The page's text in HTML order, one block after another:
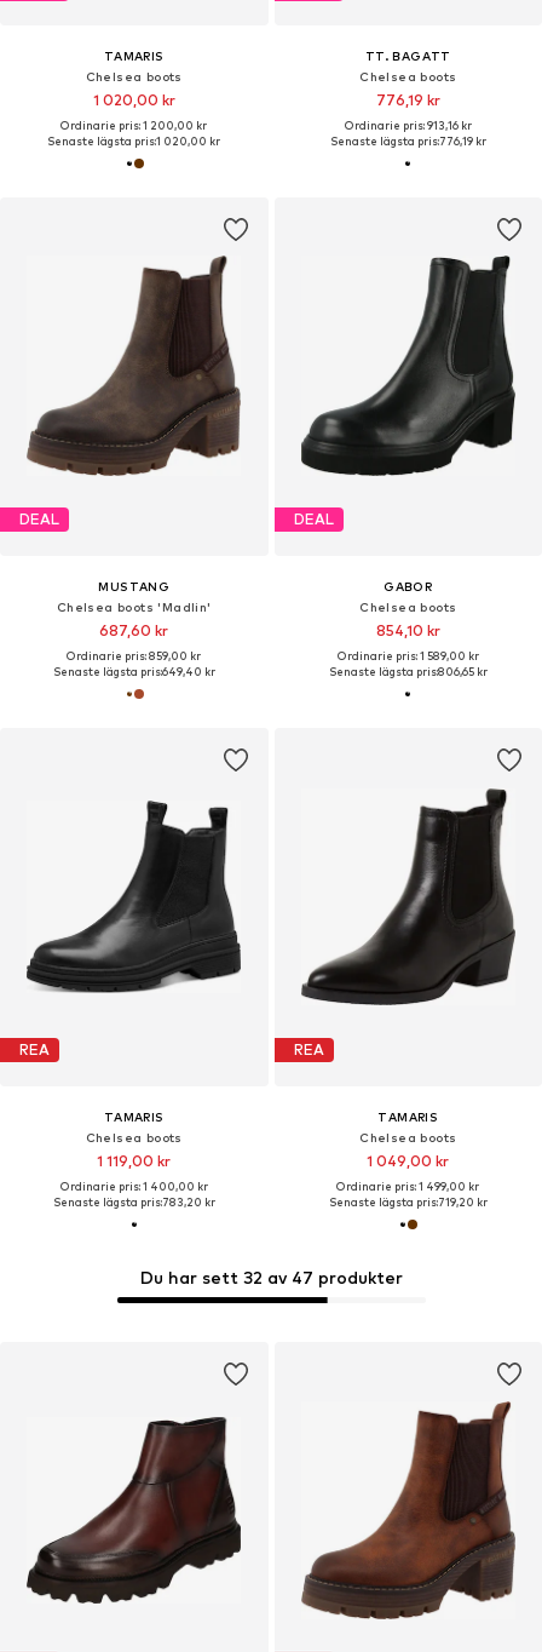
TAMARIS
Chelsea boots
1 020,00 kr
Ordinarie pris: 1 200,00 kr
Senaste lägsta pris:1 020,00 kr
TT. BAGATT
Chelsea boots
776,19 kr
Ordinarie pris: 913,16 kr
Senaste lägsta pris:776,19 kr
DEAL
MUSTANG
Chelsea boots 'Madlin'
687,60 kr
Ordinarie pris: 859,00 kr
Senaste lägsta pris:649,40 kr
DEAL
GABOR
Chelsea boots
854,10 kr
Ordinarie pris: 1 589,00 kr
Senaste lägsta pris:806,65 kr
REA
TAMARIS
Chelsea boots
1 119,00 kr
Ordinarie pris: 1 400,00 kr
Senaste lägsta pris:783,20 kr
REA
TAMARIS
Chelsea boots
1 049,00 kr
Ordinarie pris: 1 499,00 kr
Senaste lägsta pris:719,20 kr
Du har sett 32 av 47 produkter